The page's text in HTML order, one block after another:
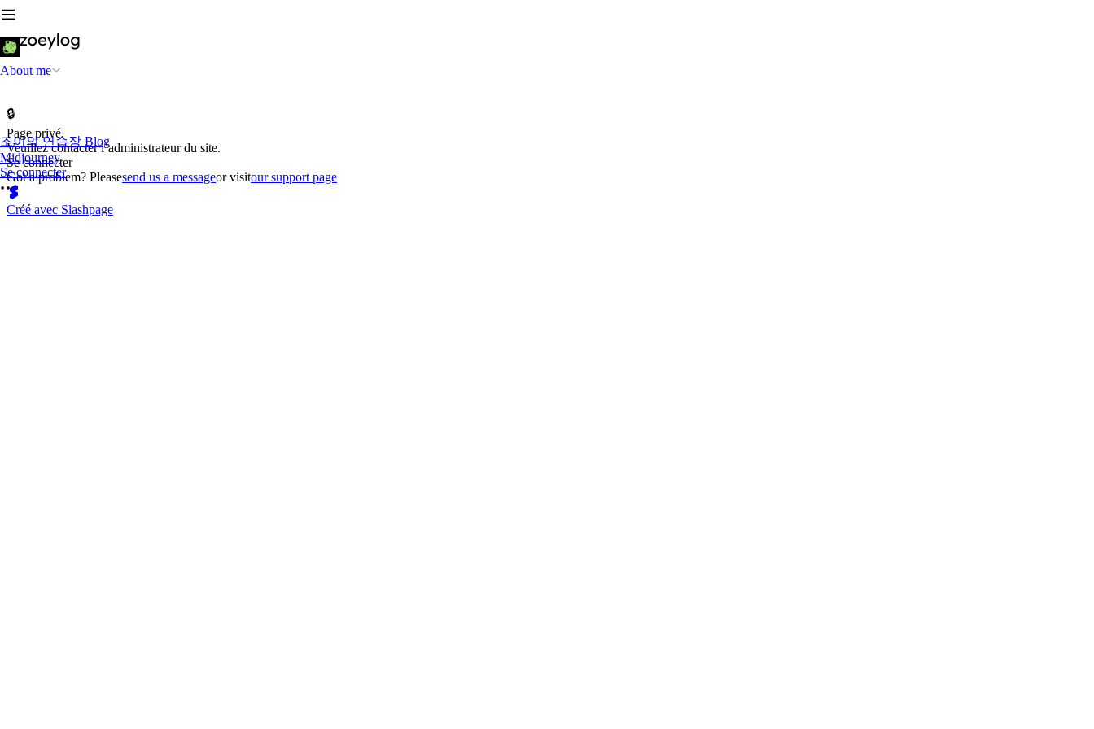
About me
조이의 연습장 Blog
Midjourney
Se connecter
🔒
Page privé.
Veuillez contacter l’administrateur du site.
Se connecter
Got a problem? Pleasesend us a messageor visitour support page
Créé avec Slashpage